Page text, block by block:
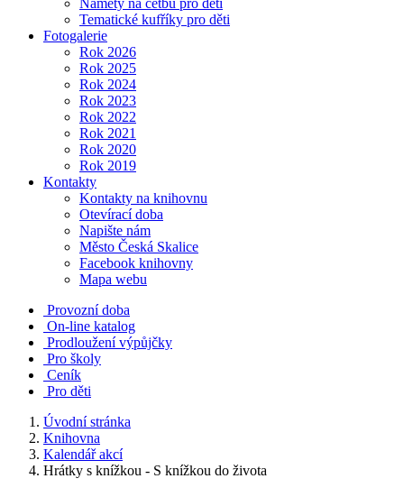
Náměty na četbu pro děti
Tematické kufříky pro děti
Fotogalerie
Rok 2026
Rok 2025
Rok 2024
Rok 2023
Rok 2022
Rok 2021
Rok 2020
Rok 2019
Kontakty
Kontakty na knihovnu
Otevírací doba
Napište nám
Město Česká Skalice
Facebook knihovny
Mapa webu
Provozní doba
On-line katalog
Prodloužení výpůjčky
Pro školy
Ceník
Pro děti
Úvodní stránka
Knihovna
Kalendář akcí
Hrátky s knížkou - S knížkou do života